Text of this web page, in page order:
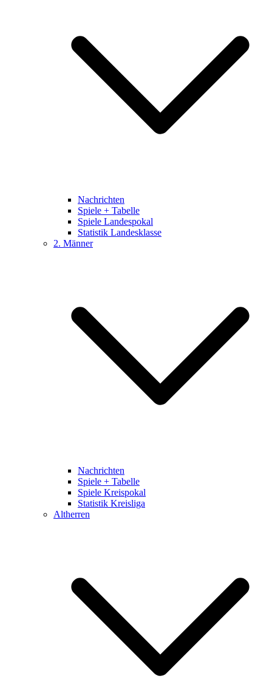
Nachrichten
Spiele + Tabelle
Spiele Landespokal
Statistik Landesklasse
2. Männer
Nachrichten
Spiele + Tabelle
Spiele Kreispokal
Statistik Kreisliga
Altherren